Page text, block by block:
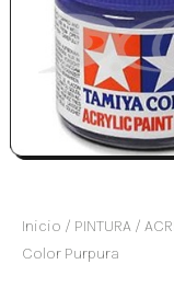
Inicio / PINTURA /
Color Purpura